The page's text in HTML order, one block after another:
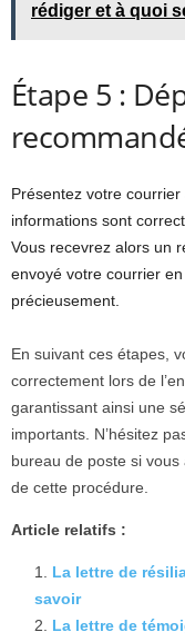
rédiger et à quoi
Étape 5 :
Présentez votre
informations sont
Vous recevrez alors un
envoyé votre courrier
précieusement.
En suivant ces étapes,
correctement lors de
garantissant ainsi une
importants. N’hésitez
bureau de poste si vous
de cette procédure.
Article relatifs :
La lettre de
savoir
La lettre de